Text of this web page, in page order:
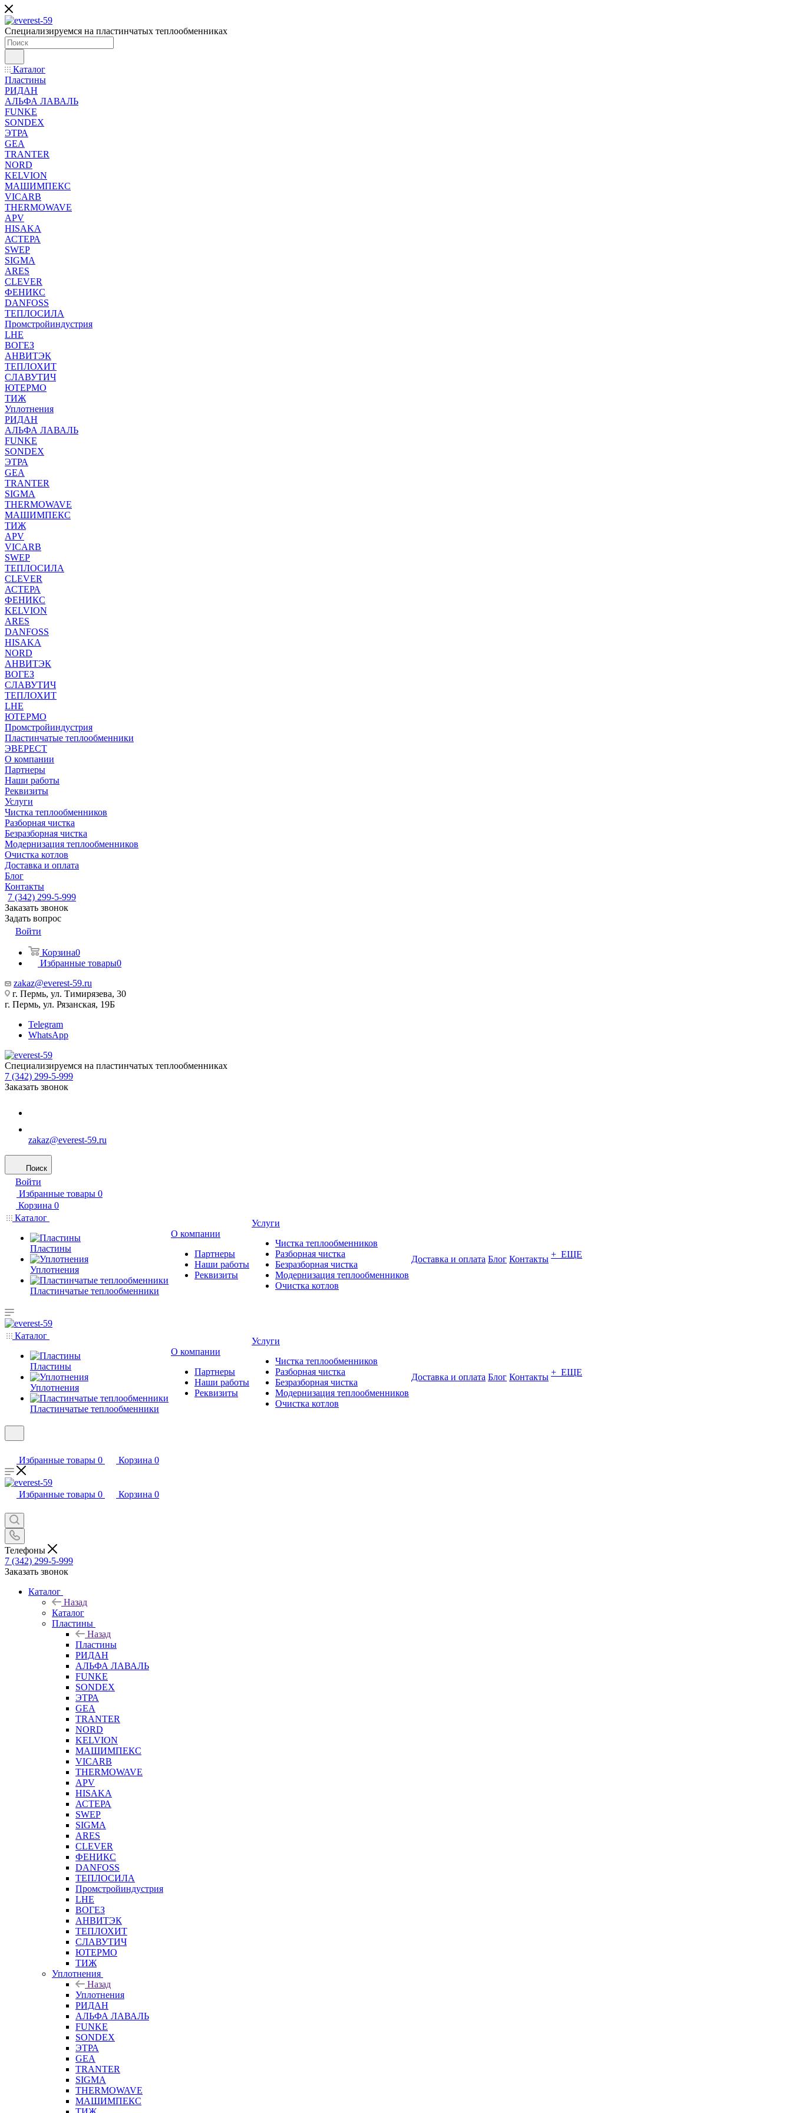
Специализируемся на пластинчатых теплообменниках
Каталог
Пластины
РИДАН
АЛЬФА ЛАВАЛЬ
FUNKE
SONDEX
ЭТРА
GEA
TRANTER
NORD
KELVION
МАШИМПЕКС
VICARB
THERMOWAVE
APV
HISAKA
АСТЕРА
SWEP
SIGMA
ARES
CLEVER
ФЕНИКС
DANFOSS
ТЕПЛОСИЛА
Промстройиндустрия
LHE
ВОГЕЗ
АНВИТЭК
ТЕПЛОХИТ
СЛАВУТИЧ
ЮТЕРМО
ТИЖ
Уплотнения
РИДАН
АЛЬФА ЛАВАЛЬ
FUNKE
SONDEX
ЭТРА
GEA
TRANTER
SIGMA
THERMOWAVE
МАШИМПЕКС
ТИЖ
APV
VICARB
SWEP
ТЕПЛОСИЛА
CLEVER
АСТЕРА
ФЕНИКС
KELVION
ARES
DANFOSS
HISAKA
NORD
АНВИТЭК
ВОГЕЗ
СЛАВУТИЧ
ТЕПЛОХИТ
LHE
ЮТЕРМО
Промстройиндустрия
Пластинчатые теплообменники
ЭВЕРЕСТ
О компании
Партнеры
Наши работы
Реквизиты
Услуги
Чистка теплообменников
Разборная чистка
Безразборная чистка
Модернизация теплообменников
Очистка котлов
Доставка и оплата
Блог
Контакты
7 (342) 299-5-999
Заказать звонок
Задать вопрос
Войти
Корзина0
Избранные товары0
zakaz@everest-59.ru
г. Пермь, ул. Тимирязева, 30
г. Пермь, ул. Рязанская, 19Б
Telegram
WhatsApp
Специализируемся на пластинчатых теплообменниках
7 (342) 299-5-999
Заказать звонок
zakaz@everest-59.ru
Поиск
Войти
Избранные товары 0
Корзина 0
Каталог
Пластины
Уплотнения
Пластинчатые теплообменники
О компании
Партнеры
Наши работы
Реквизиты
Услуги
Чистка теплообменников
Разборная чистка
Безразборная чистка
Модернизация теплообменников
Очистка котлов
Доставка и оплата Блог Контакты + ЕЩЕ
Каталог
Пластины
Уплотнения
Пластинчатые теплообменники
О компании
Партнеры
Наши работы
Реквизиты
Услуги
Чистка теплообменников
Разборная чистка
Безразборная чистка
Модернизация теплообменников
Очистка котлов
Доставка и оплата Блог Контакты + ЕЩЕ
Избранные товары 0 Корзина 0
Избранные товары 0 Корзина 0
Телефоны
7 (342) 299-5-999
Заказать звонок
Каталог
Назад
Каталог
Пластины
Назад
Пластины
РИДАН
АЛЬФА ЛАВАЛЬ
FUNKE
SONDEX
ЭТРА
GEA
TRANTER
NORD
KELVION
МАШИМПЕКС
VICARB
THERMOWAVE
APV
HISAKA
АСТЕРА
SWEP
SIGMA
ARES
CLEVER
ФЕНИКС
DANFOSS
ТЕПЛОСИЛА
Промстройиндустрия
LHE
ВОГЕЗ
АНВИТЭК
ТЕПЛОХИТ
СЛАВУТИЧ
ЮТЕРМО
ТИЖ
Уплотнения
Назад
Уплотнения
РИДАН
АЛЬФА ЛАВАЛЬ
FUNKE
SONDEX
ЭТРА
GEA
TRANTER
SIGMA
THERMOWAVE
МАШИМПЕКС